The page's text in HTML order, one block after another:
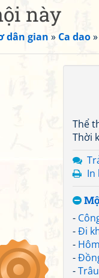
này
dân gian » Ca dao»
Thể
Thời
In
-
-Đi
-
-
-